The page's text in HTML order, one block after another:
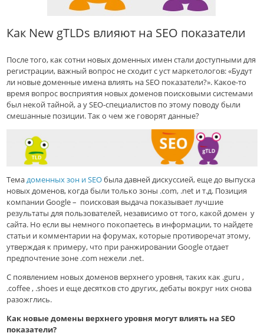
Как New gTLDs влияют на SEO показатели
После того, как сотни новых доменных имен стали доступными для
регистрации, важный вопрос не сходит с уст маркетологов: «Будут
ли новые доменные имена влиять на SEO показатели?». Какое-то
время вопрос восприятия новых доменов поисковыми системами
был некой тайной, а у SEO-специалистов по этому поводу были
смешанные позиции. Так о чем же говорят данные?
Темадоменных зон и SEOбыла давней дискуссией, еще до выпуска
новых доменов, когда были только зоны .com, .net и т.д. Позиция
компании Google – поисковая выдача показывает лучшие
результаты для пользователей, независимо от того, какой домен у
сайта. Но если вы немного покопаетесь в информации, то найдете
статьи и комментарии на форумах, которые противоречат этому,
утверждая к примеру, что при ранжировании Google отдает
предпочтение зоне .com нежели .net.
С появлением новых доменов верхнего уровня, таких как .guru ,
.coffee , .shoes и еще десятков сто других, дебаты вокруг них снова
разожглись.
Как новые домены верхнего уровня могут влиять на SEO
показатели?